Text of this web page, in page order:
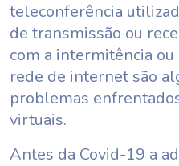
teleconferência
de transmissão ou
com a intermitência
rede de internet são
problemas
virtuais.
Antes da Covid-19 a